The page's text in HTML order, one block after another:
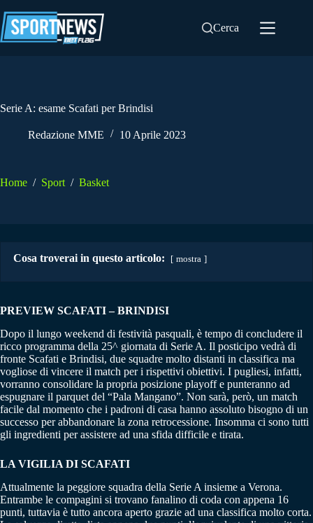
al
contenuto
Cerca
Serie A: esame Scafati per Brindisi
Redazione MME 10 Aprile 2023
Home / Sport / Basket
Cosa troverai in questo articolo: mostra
PREVIEW SCAFATI – BRINDISI
Dopo il lungo weekend di festività pasquali, è tempo di concludere il
ricco programma della 25^ giornata di Serie A. Il posticipo vedrà di
fronte Scafati e Brindisi, due squadre molto distanti in classifica ma
vogliose di vincere il match per i rispettivi obiettivi. I pugliesi, infatti,
vorranno consolidare la propria posizione playoff e punteranno ad
espugnare il parquet del “Pala Mangano”. Non sarà, però, un match
facile dal momento che i padroni di casa hanno assoluto bisogno di un
successo per abbandonare la zona retrocessione. Insomma ci sono tutti
gli ingredienti per assistere ad una sfida difficile e tirata.
LA VIGILIA DI SCAFATI
Attualmente la peggiore squadra della Serie A insieme a Verona.
Entrambe le compagini si trovano fanalino di coda con appena 16
punti, tuttavia è tutto ancora aperto grazie ad una classifica molto corta.